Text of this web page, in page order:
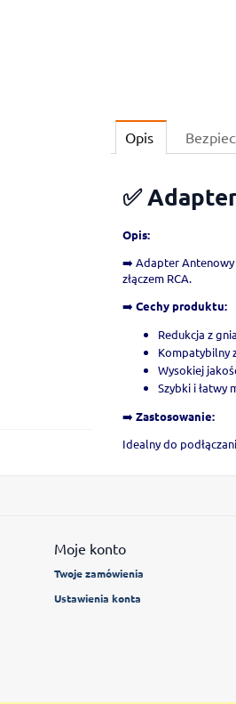
Opis
✅
Opis:
➡️ Adapter Antenowy
złączem RCA.
➡️ Cechy produktu:
Redukcja z
Kompatybilny
Wysokiej
Szybki i łatwy
➡️ Zastosowanie:
Idealny do
Moje konto
Twoje zamówienia
Ustawienia konta